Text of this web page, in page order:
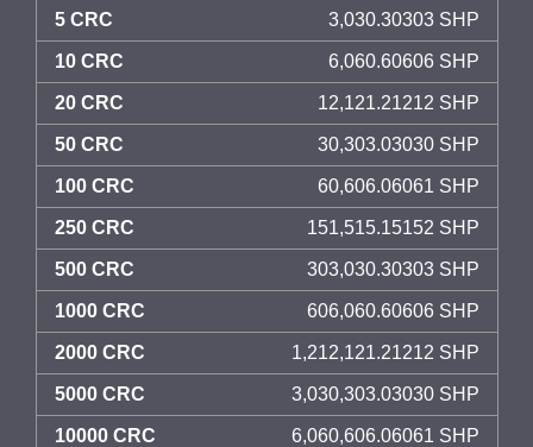
5 CRC 3,030.30303 SHP
10 CRC 6,060.60606 SHP
20 CRC 12,121.21212 SHP
50 CRC 30,303.03030 SHP
100 CRC 60,606.06061 SHP
250 CRC 151,515.15152 SHP
500 CRC 303,030.30303 SHP
1000 CRC 606,060.60606 SHP
2000 CRC 1,212,121.21212 SHP
5000 CRC 3,030,303.03030 SHP
10000 CRC 6,060,606.06061 SHP